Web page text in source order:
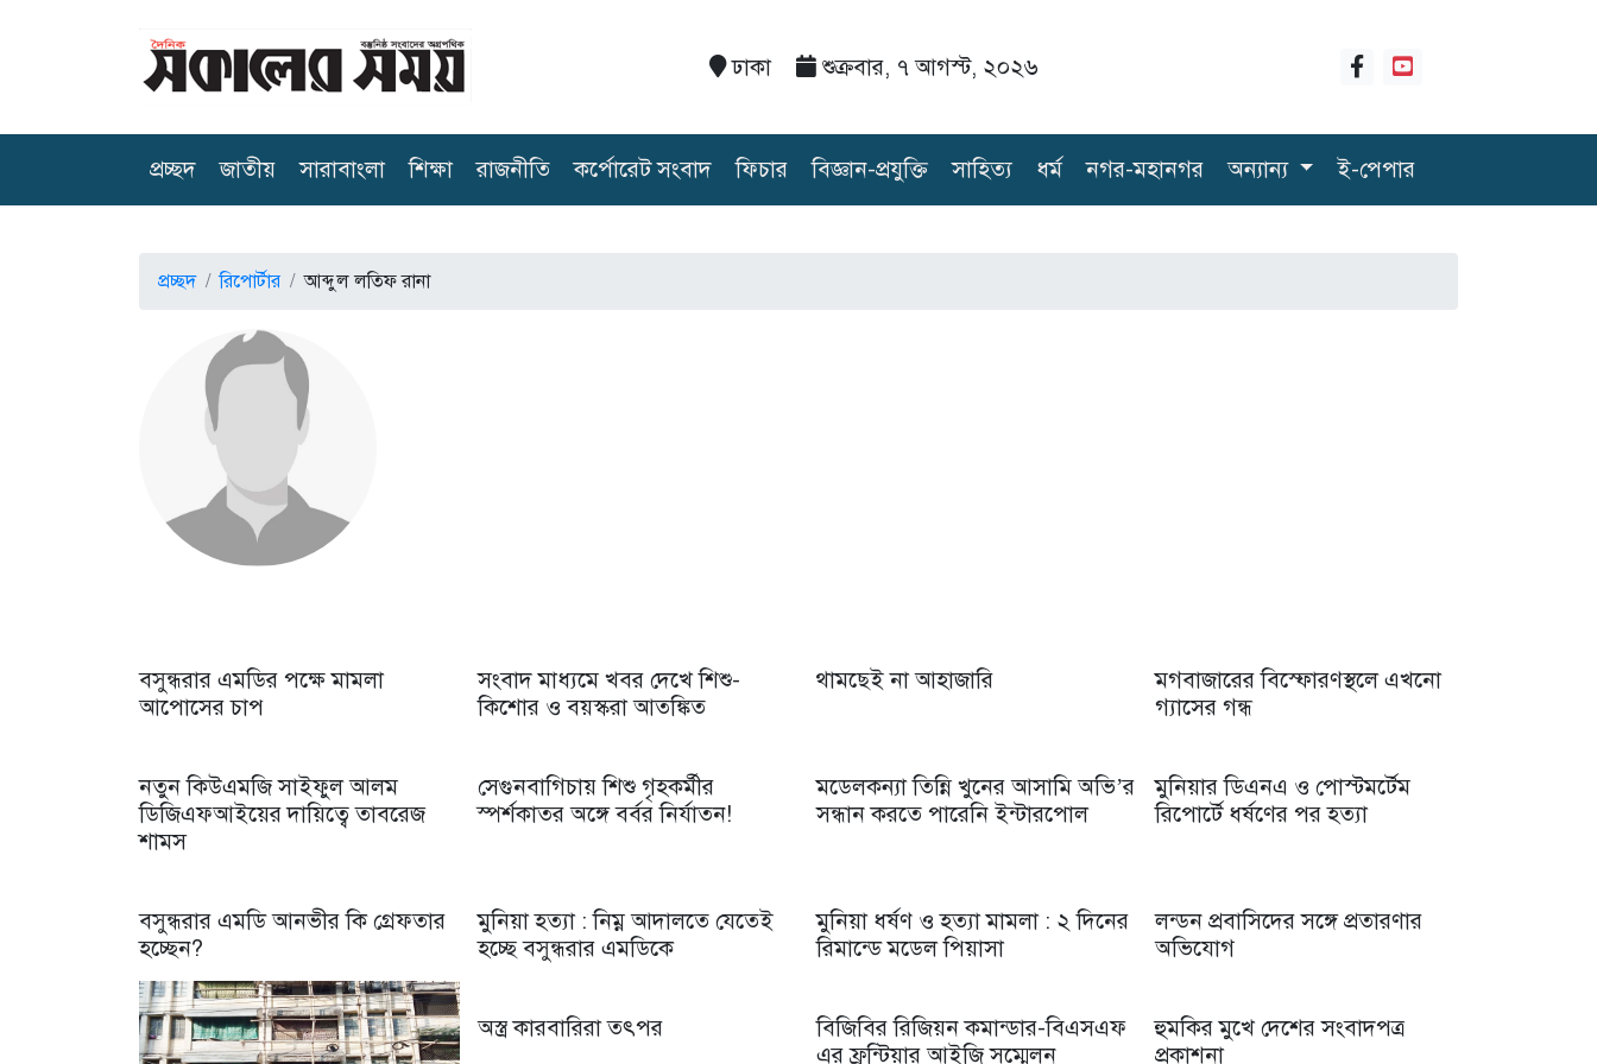
ঢাকা শুক্রবার, ৭ আগস্ট, ২০২৬
প্রচ্ছদ(current)
জাতীয় সারাবাংলা শিক্ষা রাজনীতি কর্পোরেট সংবাদ ফিচার বিজ্ঞান-প্রযুক্তি সাহিত্য ধর্ম নগর-মহানগর অন্যান্য ই-পেপার
প্রচ্ছদ রিপোর্টার আব্দুল লতিফ রানা
বসুন্ধরার এমডির পক্ষে মামলা
আপোসের চাপ
সংবাদ মাধ্যমে খবর দেখে শিশু-
কিশোর ও বয়স্করা আতঙ্কিত
থামছেই না আহাজারি
মগবাজারের বিস্ফোরণস্থলে এখনো
গ্যাসের গন্ধ
নতুন কিউএমজি সাইফুল আলম
ডিজিএফআইয়ের দায়িত্বে তাবরেজ
শামস
সেগুনবাগিচায় শিশু গৃহকর্মীর
স্পর্শকাতর অঙ্গে বর্বর নির্যাতন!
মডেলকন্যা তিন্নি খুনের আসামি অভি’র
সন্ধান করতে পারেনি ইন্টারপোল
মুনিয়ার ডিএনএ ও পোস্টমর্টেম
রিপোর্টে ধর্ষণের পর হত্যা
বসুন্ধরার এমডি আনভীর কি গ্রেফতার
হচ্ছেন?
মুনিয়া হত্যা : নিম্ন আদালতে যেতেই
হচ্ছে বসুন্ধরার এমডিকে
মুনিয়া ধর্ষণ ও হত্যা মামলা : ২ দিনের
রিমান্ডে মডেল পিয়াসা
লন্ডন প্রবাসিদের সঙ্গে প্রতারণার
অভিযোগ
অস্ত্র কারবারিরা তৎপর
বিজিবির রিজিয়ন কমান্ডার-বিএসএফ
এর ফ্রন্টিয়ার আইজি সম্মেলন
হুমকির মুখে দেশের সংবাদপত্র
প্রকাশনা